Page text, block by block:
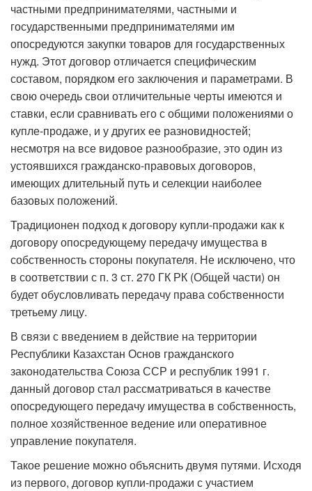
частными предпринимателями, частными и
государственными предпринимателями им
опосредуются закупки товаров для государственных
нужд. Этот договор отличается специфическим
составом, порядком его заключения и параметрами. В
свою очередь свои отличительные черты имеются и
ставки, если сравнивать его с общими положениями о
купле-продаже, и у других ее разновидностей;
несмотря на все видовое разнообразие, это один из
устоявшихся гражданско-правовых договоров,
имеющих длительный путь и селекции наиболее
базовых положений.
Традиционен подход к договору купли-продажи как к
договору опосредующему передачу имущества в
собственность стороны покупателя. Не исключено, что
в соответствии с п. 3 ст. 270 ГК РК (Общей части) он
будет обусловливать передачу права собственности
третьему лицу.
В связи с введением в действие на территории
Республики Казахстан Основ гражданского
законодательства Союза ССР и республик 1991 г.
данный договор стал рассматриваться в качестве
опосредующего передачу имущества в собственность,
полное хозяйственное ведение или опера­тивное
управление покупателя.
Такое решение можно объяснить двумя путями. Исходя
из первого, договор купли-продажи с участием